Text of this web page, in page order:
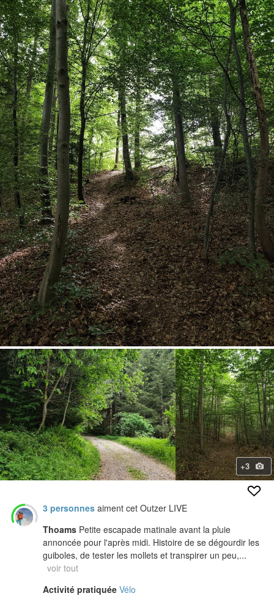
+3
3 personnes aiment cet Outzer LIVE
Thoams Petite escapade matinale avant la pluie
annoncée pour l'après midi. Histoire de se dégourdir les
guiboles, de tester les mollets et transpirer un peu,...
voir tout
Activité pratiquée Vélo